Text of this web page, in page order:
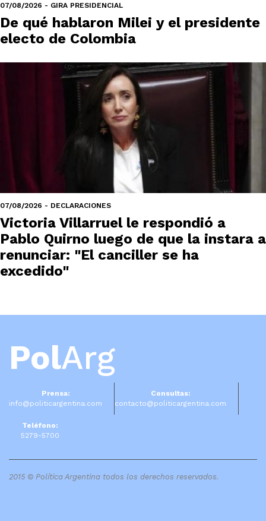
07/08/2026 - GIRA PRESIDENCIAL
De qué hablaron Milei y el presidente
electo de Colombia
07/08/2026 - DECLARACIONES
Victoria Villarruel le respondió a
Pablo Quirno luego de que la instara a
renunciar: "El canciller se ha
excedido"
PolArg
Prensa:
info@politicargentina.com
Consultas:
contacto@politicargentina.com
Teléfono:
5279-5700
2015 © Política Argentina todos los derechos reservados.